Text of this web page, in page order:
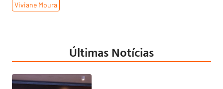
Viviane Moura
Últimas Notícias